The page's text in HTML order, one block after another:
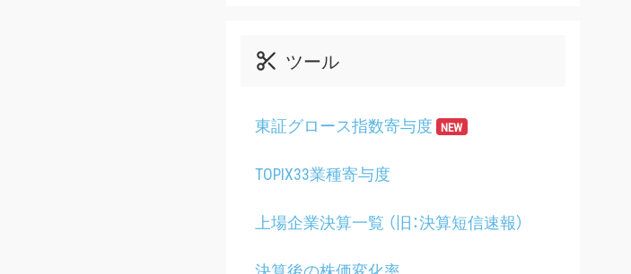
ツール
東証グロース指数寄与度 NEW
TOPIX33業種寄与度
上場企業決算一覧 （旧：決算短信速報）